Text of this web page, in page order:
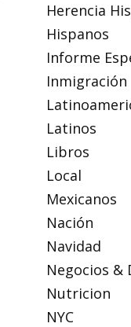
Herencia
Hispanos
Informe
Inmigración
Latinos
Libros
Local
Mexicanos
Nación
Navidad
Negocios &
Nutricion
NYC